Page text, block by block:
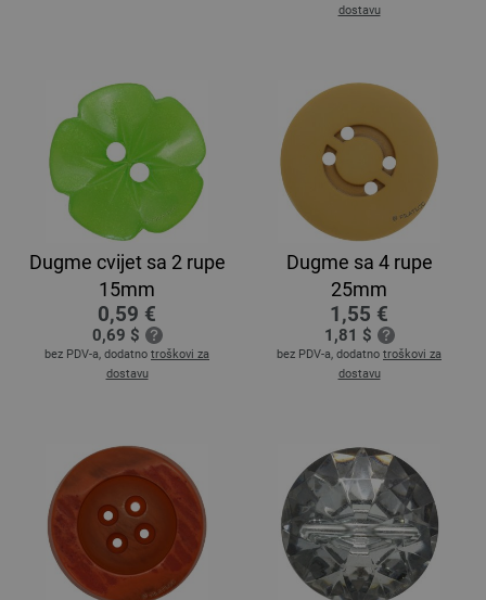
dostavu
Dugme cvijet sa 2 rupe
15mm
0,59 €
0,69 $
bez PDV-a, dodatno troškovi za
dostavu
Dugme sa 4 rupe
25mm
1,55 €
1,81 $
bez PDV-a, dodatno troškovi za
dostavu